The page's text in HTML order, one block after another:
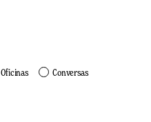
Oficinas Conversas